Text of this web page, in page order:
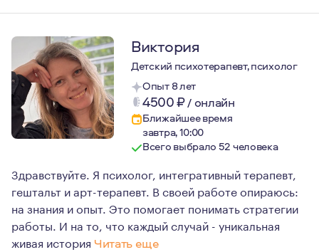
Виктория
Детский психотерапевт, психолог
Опыт 8 лет
4500₽/ онлайн
Ближайшее время
завтра, 10:00
Всего выбрало 52 человека
Здравствуйте. Я психолог, интегративный терапевт,
гештальт и арт-терапевт. В своей работе опираюсь:
на знания и опыт. Это помогает понимать стратегии
работы. И на то, что каждый случай - уникальная
живая история Читать еще